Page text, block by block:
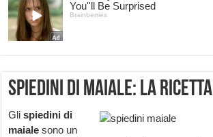
Spiedini di maiale: la ricetta
Glispiedini di
maiale sono un